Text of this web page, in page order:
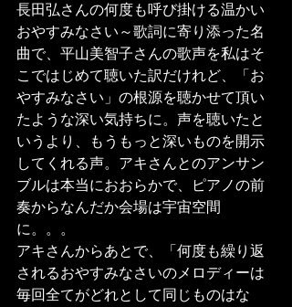
長田弘さんの何度も呼び掛ける温かい
おやすみなさい～歌詞に寄り添った名
曲で、平山美智子さんの歌声を私はそ
こではじめて聴いた訳だけれど、「お
やすみなさい」の根源を聴かせて頂い
たような深い気持ちに。声を聴いたと
いうより、もうもっと深いものを開示
してくれる声。アキさんとのアンサン
ブルは本当におおらかで、ピアノの前
奏からなんだか会場は宇宙空間
に。。。
アキさんからあとで、「何度も繰り返
されるおやすみなさいのメロディーは
毎回全てがどれとして同じものはな